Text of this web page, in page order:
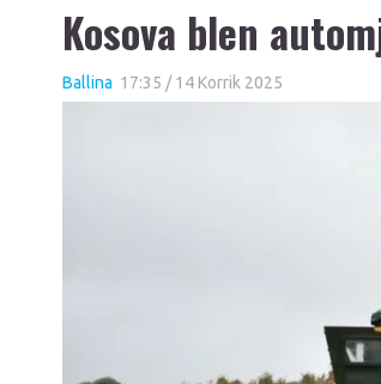
Kosova blen
Ballina 17:35 / 14 Korrik 2025